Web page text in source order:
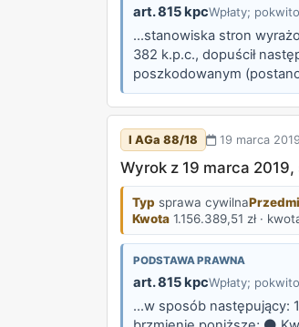
art. 815 kpcWpłaty;
...stanowiska stron
382 k.p.c., dopuścił
poszkodowanym
nr rej. (...), w tym w
I AGa 88/18 19 marca 2019
Wyrok z 19 marca 2019,
Typ sprawa cywilna
Kwota 1.156.389,51 zł ·
PODSTAWA PRAWNA
art. 815 kpcWpłaty;
...w sposób następujący: